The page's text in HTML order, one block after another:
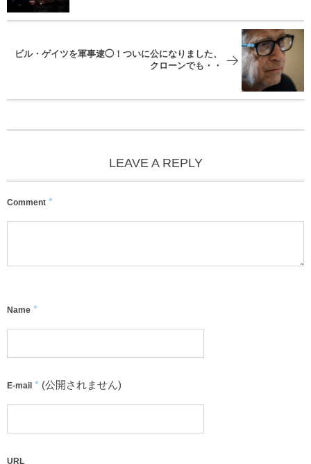
ビル・ゲイツを軍事逮◯！ついに公になりました、
クローンでも・・
LEAVE A REPLY
Comment *
Name *
E-mail * (公開されません)
URL